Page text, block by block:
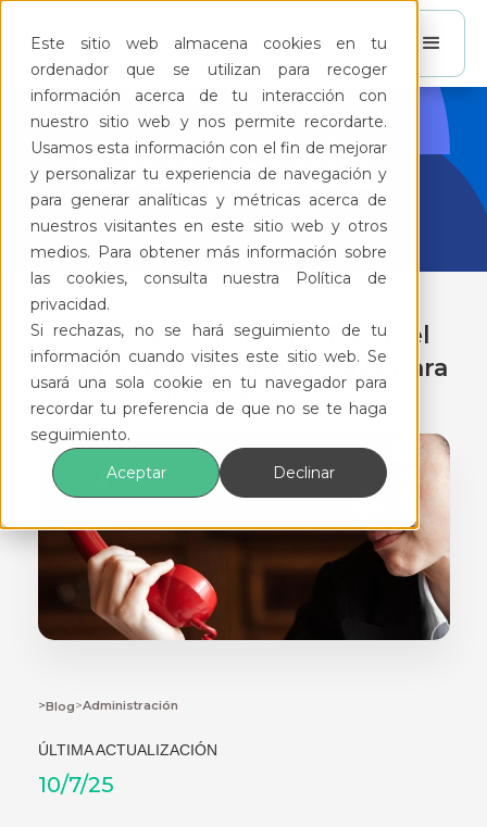
Este sitio web almacena cookies en tu
ordenador que se utilizan para recoger
información acerca de tu interacción con
nuestro sitio web y nos permite recordarte.
Usamos esta información con el fin de mejorar
y personalizar tu experiencia de navegación y
para generar analíticas y métricas acerca de
nuestros visitantes en este sitio web y otros
medios. Para obtener más información sobre
las cookies, consulta nuestra Política de
privacidad.
Si rechazas, no se hará seguimiento de tu
información cuando visites este sitio web. Se
usará una sola cookie en tu navegador para
recordar tu preferencia de que no se te haga
seguimiento.
Aceptar
Declinar
BlogFeliz
Cómo reducir las quejas en el
condominio: acciones clave para
administradores
>Blog>Administración
ÚLTIMA ACTUALIZACIÓN
10/7/25